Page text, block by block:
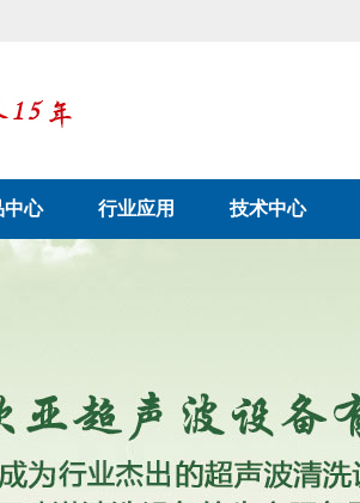
中心 行业应用 技术中心